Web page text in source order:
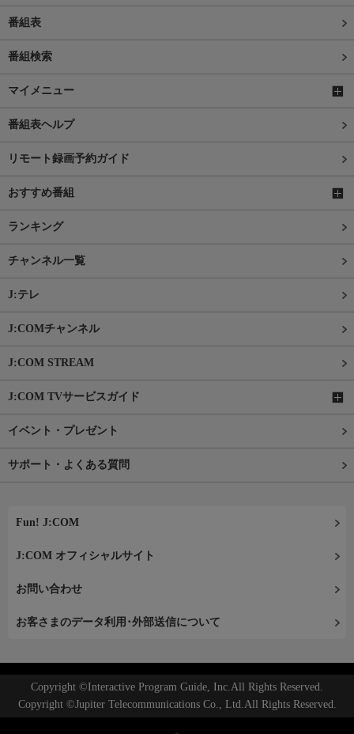
番組表
番組検索
マイメニュー
番組表ヘルプ
リモート録画予約ガイド
おすすめ番組
ランキング
チャンネル一覧
J:テレ
J:COMチャンネル
J:COM STREAM
J:COM TVサービスガイド
イベント・プレゼント
サポート・よくある質問
Fun! J:COM
J:COM オフィシャルサイト
お問い合わせ
お客さまのデータ利用･外部送信について
Copyright ©Interactive Program Guide, Inc.All Rights Reserved.
Copyright ©Jupiter Telecommunications Co., Ltd.All Rights Reserved.